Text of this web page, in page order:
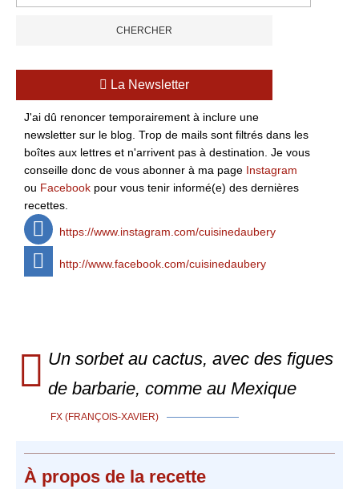
La Newsletter
J'ai dû renoncer temporairement à inclure une
newsletter sur le blog. Trop de mails sont filtrés dans les
boîtes aux lettres et n'arrivent pas à destination. Je vous
conseille donc de vous abonner à ma page Instagram
ou Facebook pour vous tenir informé(e) des dernières
recettes.
https://www.instagram.com/cuisinedaubery
http://www.facebook.com/cuisinedaubery
Un sorbet au cactus, avec des figues
de barbarie, comme au Mexique
FX (FRANÇOIS-XAVIER)
À propos de la recette